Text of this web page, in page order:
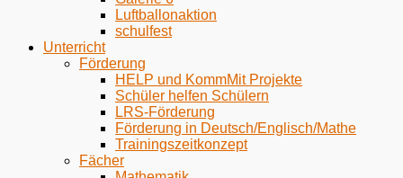
Luftballonaktion
schulfest
Unterricht
Förderung
HELP und KommMit Projekte
Schüler helfen Schülern
LRS-Förderung
Förderung in Deutsch/Englisch/Mathe
Trainingszeitkonzept
Fächer